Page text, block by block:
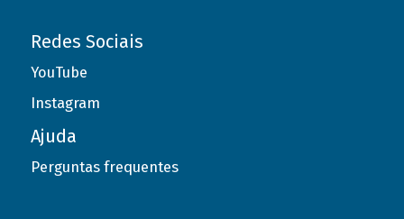
Redes Sociais
YouTube
Instagram
Ajuda
Perguntas frequentes